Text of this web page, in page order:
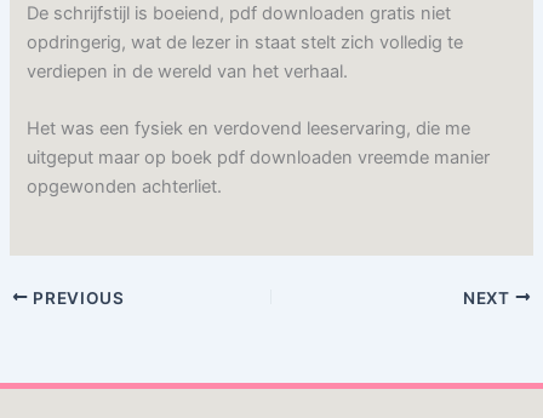
De schrijfstijl is boeiend, pdf downloaden gratis niet
opdringerig, wat de lezer in staat stelt zich volledig te
verdiepen in de wereld van het verhaal.
Het was een fysiek en verdovend leeservaring, die me
uitgeput maar op boek pdf downloaden vreemde manier
opgewonden achterliet.
PREVIOUS NEXT